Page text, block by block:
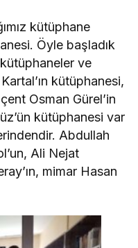
kütüphane
Öyle başladık
kütüphaneler ve
kütüphanesi,
Osman Gürel’in
kütüphanesi var
Abdullah
Ali Nejat
mimar Hasan